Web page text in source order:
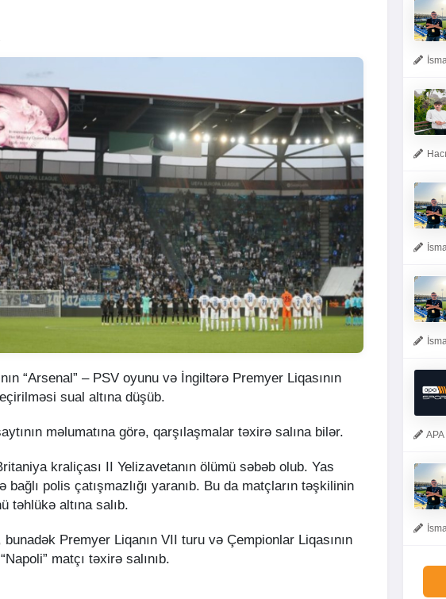
“Arsenal” – PSV oyunu və İngiltərə Premyer Liqasının
sual altına düşüb.
məlumatına görə, qarşılaşmalar təxirə salına bilər.
kraliçası II Yelizavetanın ölümü səbəb olub. Yas
bağlı polis çatışmazlığı yaranıb. Bu da matçların təşkilinin
təhlükə altına salıb.
Premyer Liqanın VII turu və Çempionlar Liqasının
matçı təxirə salınıb.